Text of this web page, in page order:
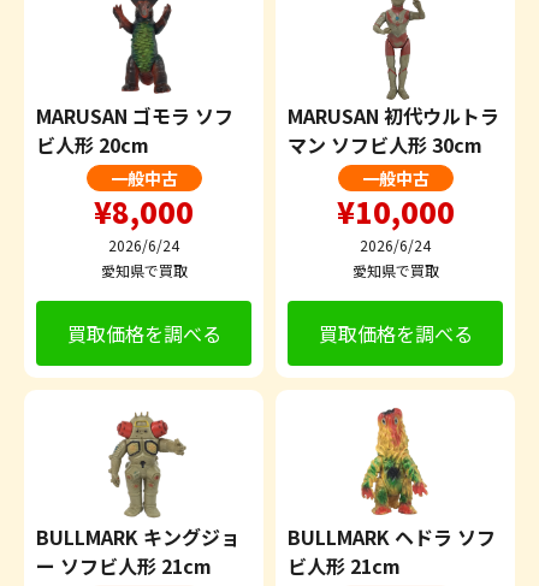
MARUSAN ゴモラ ソフ
ビ人形 20cm
一般中古
¥8,000
2026/6/24
愛知県で買取
買取価格を調べる
MARUSAN 初代ウルトラ
マン ソフビ人形 30cm
一般中古
¥10,000
2026/6/24
愛知県で買取
買取価格を調べる
BULLMARK キングジョ
ー ソフビ人形 21cm
BULLMARK ヘドラ ソフ
ビ人形 21cm